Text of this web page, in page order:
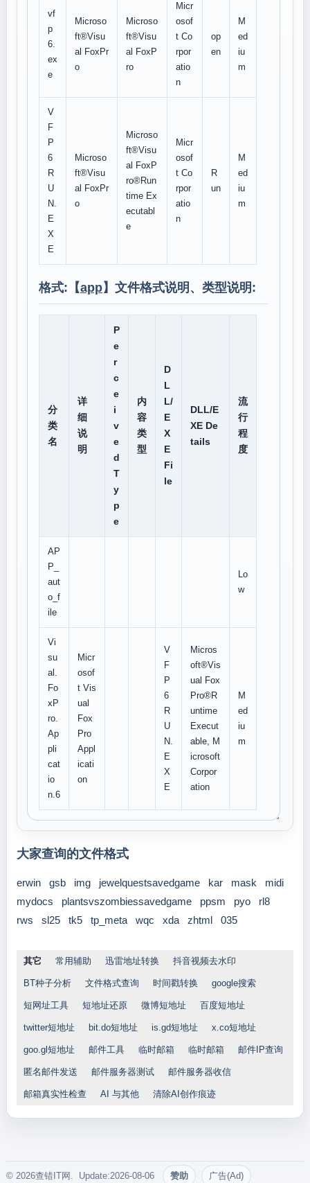
vf
p
6.
ex
e
Microso
ft®Visu
al FoxPr
o
Microso
ft®Visu
al FoxP
ro
Micr
osof
t Co
rpor
atio
n
op
en
M
ed
iu
m
V
F
P
6
R
U
N.
E
X
E
Microso
ft®Visu
al FoxPr
o
Microso
ft®Visu
al FoxP
ro®Run
time Ex
ecutabl
e
Micr
osof
t Co
rpor
atio
n
R
un
M
ed
iu
m
格式:【app】文件格式说明、类型说明:
分
类
名
详
细
说
明
P
e
r
c
e
i
v
e
d
T
y
p
e
内
容
类
型
D
L
L/
E
X
E
Fi
le
DLL/E
XE De
tails
流
行
程
度
AP
P_
aut
o_f
ile
Lo
w
Vi
su
al.
Fo
xP
ro.
Ap
pli
cat
io
n.6
Micr
osof
t Vis
ual
Fox
Pro
Appl
icati
on
V
F
P
6
R
U
N.
E
X
E
Micros
oft®Vis
ual Fox
Pro®R
untime
Execut
able, M
icrosoft
Corpor
ation
M
ed
iu
m
大家查询的文件格式
erwin gsb img jewelquestsavedgame kar mask
midi
mydocs
plantsvszombiessavedgame ppsm pyo
rl8
rws
sl25 tk5 tp_meta wqc xda zhtml 035
其它 常用辅助 迅雷地址转换 抖音视频去水印
BT种子分析 文件格式查询 时间戳转换 google搜索
短网址工具 短地址还原 微博短地址 百度短地址
twitter短地址 bit.do短地址 is.gd短地址 x.co短地址
goo.gl短地址 邮件工具 临时邮箱 临时邮箱 邮件IP查询
匿名邮件发送 邮件服务器测试 邮件服务器收信
邮箱真实性检查 AI 与其他 清除AI创作痕迹
© 2026查错IT网. Update:2026-08-06 赞助 广告(Ad)